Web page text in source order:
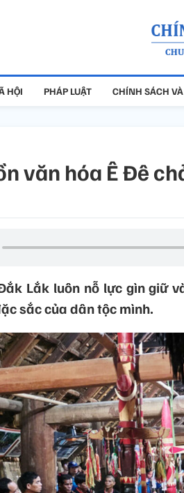
HỘI PHÁP LUẬT CHÍNH SÁCH
văn hóa Ê Đê
Lắk luôn nỗ lực gìn giữ
sắc của dân tộc mình.